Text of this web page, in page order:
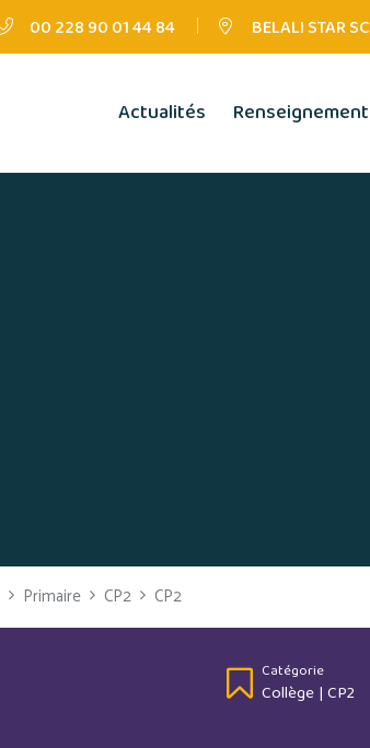
00 228 90 01 44 84 BELALI STAR
Actualités
Primaire CP2 CP2
Catégorie
Collège | CP2